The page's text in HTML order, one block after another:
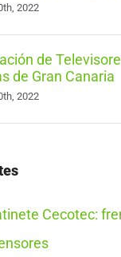
2022
de
de Gran Canaria
2022
Cecotec: